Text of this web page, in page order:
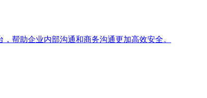
帮助企业内部沟通和商务沟通更加高效安全。